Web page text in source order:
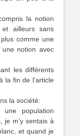
la notion
et ailleurs sans
comme une
notion avec
les différents
la fin de l’article
la société:
population
je m’y sentais à
et quand je